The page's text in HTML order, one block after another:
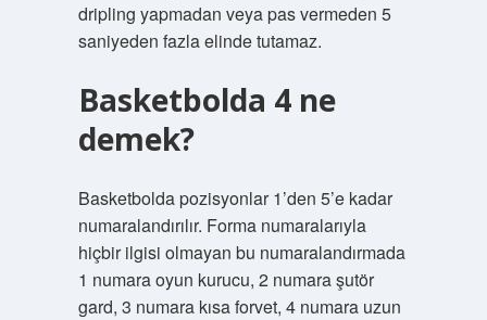
dripling yapmadan veya pas vermeden 5
saniyeden fazla elinde tutamaz.
Basketbolda 4 ne
demek?
Basketbolda pozisyonlar 1’den 5’e kadar
numaralandırılır. Forma numaralarıyla
hiçbir ilgisi olmayan bu numaralandırmada
1 numara oyun kurucu, 2 numara şutör
gard, 3 numara kısa forvet, 4 numara uzun